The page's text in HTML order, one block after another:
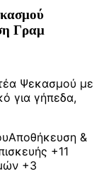
Γραμ
Ψεκασμού με
για γήπεδα,
Αποθήκευση &
+11
+3